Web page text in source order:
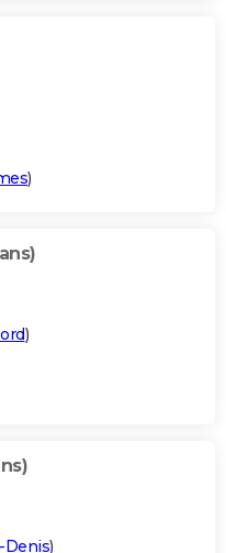
)
)
Denis)